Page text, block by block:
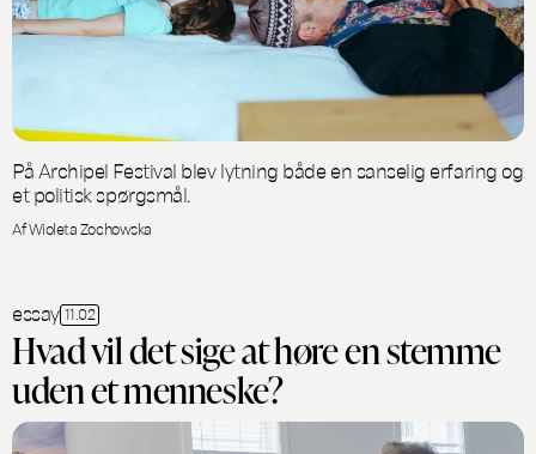
På Archipel Festival blev lytning både en sanselig erfaring og
et politisk spørgsmål.
Af Wioleta Zochowska
essay 11.02
Hvad vil det sige at høre en stemme
uden et menneske?